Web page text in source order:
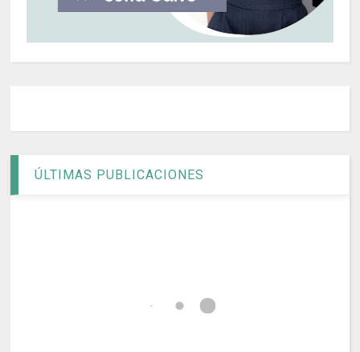
ÚLTIMAS PUBLICACIONES